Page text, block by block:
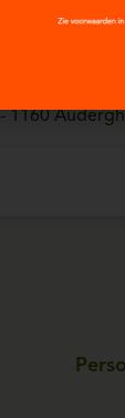
1160
tot 18:00
Bois-de-